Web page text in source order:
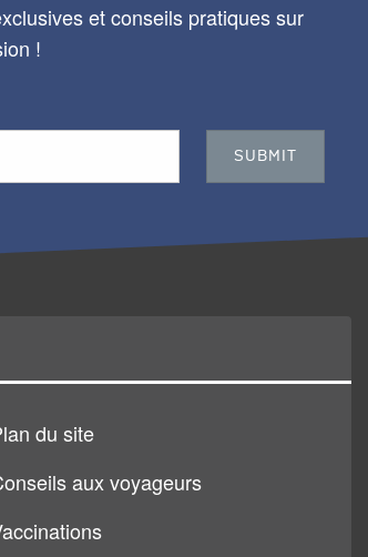
et conseils pratiques sur
!
du site
aux voyageurs